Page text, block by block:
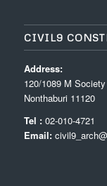
CIVIL9
Address:
120/1089 M
Nonthaburi 11120
Tel :02-010-4721
Email: